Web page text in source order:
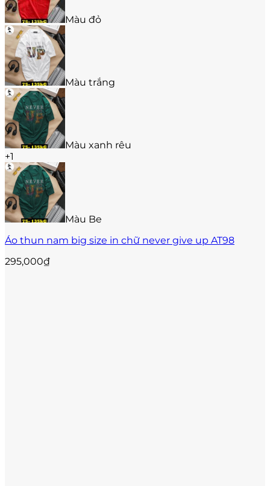
có
thể
được
chọn
trên
trang
sản
phẩm
Màu đỏ
Màu trắng
Màu xanh rêu
+1
Màu Be
Áo thun nam big size in chữ never give up AT98
295,000₫